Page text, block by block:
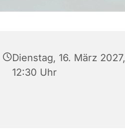
Dienstag, 16. März 2027,
12:30 Uhr